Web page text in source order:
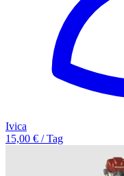
Ivica
15,00 € / Tag